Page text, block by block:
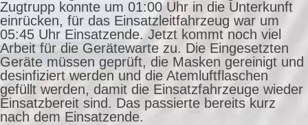
Zugtrupp konnte um 01:00 Uhr in die Unterkunft
einrücken, für das Einsatzleitfahrzeug war um
05:45 Uhr Einsatzende. Jetzt kommt noch viel
Arbeit für die Gerätewarte zu. Die Eingesetzten
Geräte müssen geprüft, die Masken gereinigt und
desinfiziert werden und die Atemluftflaschen
gefüllt werden, damit die Einsatzfahrzeuge wieder
Einsatzbereit sind. Das passierte bereits kurz
nach dem Einsatzende.